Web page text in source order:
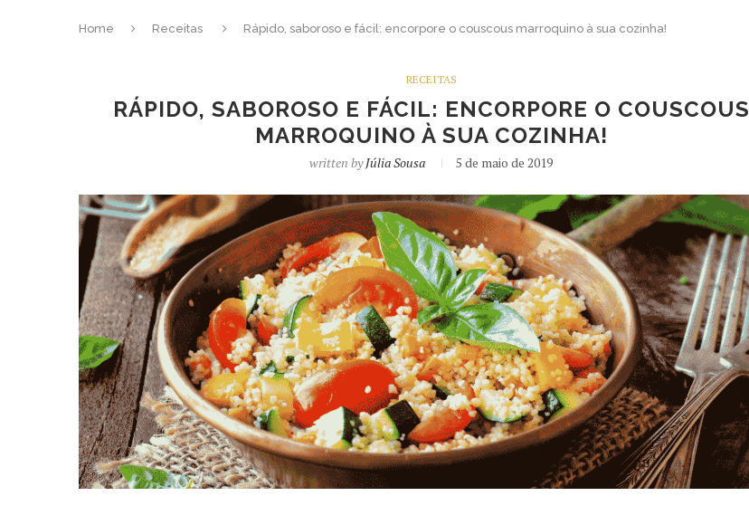
Home Receitas Rápido, saboroso e fácil: encorpore o couscous marroquino à sua cozinha!
RECEITAS
RÁPIDO, SABOROSO E FÁCIL: ENCORPORE O COUSCOUS
MARROQUINO À SUA COZINHA!
written byJúlia Sousa 5 de maio de 2019